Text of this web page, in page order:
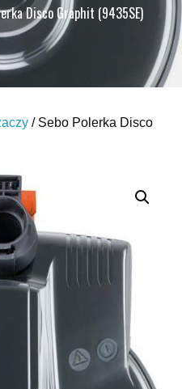
Disco Graphit (9435SE)
/ Sebo Polerka Disco